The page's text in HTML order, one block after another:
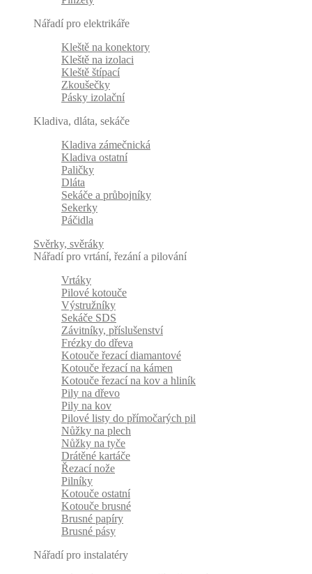
Nářadí pro elektrikáře
Kleště na konektory
Kleště na izolaci
Kleště štípací
Zkoušečky
Pásky izolační
Kladiva, dláta, sekáče
Kladiva zámečnická
Kladiva ostatní
Paličky
Dláta
Sekáče a průbojníky
Sekerky
Páčidla
Svěrky, svěráky
Nářadí pro vrtání, řezání a pilování
Vrtáky
Pilové kotouče
Výstružníky
Sekáče SDS
Závitníky, příslušenství
Frézky do dřeva
Kotouče řezací diamantové
Kotouče řezací na kámen
Kotouče řezací na kov a hliník
Pily na dřevo
Pily na kov
Pilové listy do přímočarých pil
Nůžky na plech
Nůžky na tyče
Drátěné kartáče
Řezací nože
Pilníky
Kotouče ostatní
Kotouče brusné
Brusné papíry
Brusné pásy
Nářadí pro instalatéry